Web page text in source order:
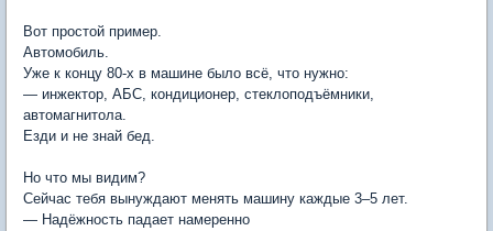
Вот простой пример.
Автомобиль.
Уже к концу 80-х в машине было всё, что нужно:
— инжектор, АБС, кондиционер, стеклоподъёмники,
автомагнитола.
Езди и не знай бед.
Но что мы видим?
Сейчас тебя вынуждают менять машину каждые 3–5 лет.
— Надёжность падает намеренно